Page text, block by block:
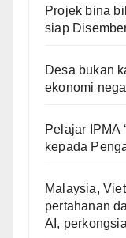
Projek bina
siap
Desa bukan
ekonomi
Pelajar IPMA
kepada
Malaysia,
pertahanan
AI,